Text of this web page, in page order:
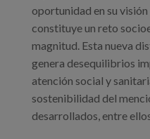
oportunidad en su
constituye un reto
magnitud. Esta nueva
genera desequilibrios
atención social y
sostenibilidad del
desarrollados, entre